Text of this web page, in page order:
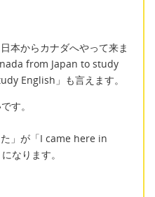
本からカナダへやって来ま
from Japan to study
English」も言えます。
す。
」が「I came here in
なります。